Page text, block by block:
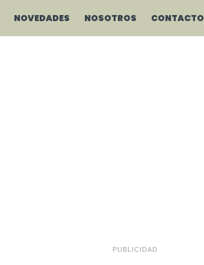
NOVEDADES NOSOTROS CONTACTO
PUBLICIDAD